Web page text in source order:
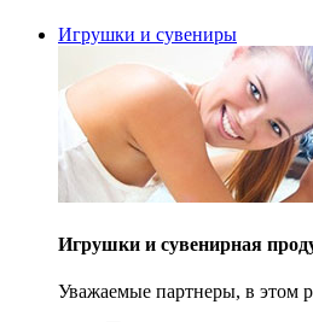
Игрушки и сувениры
Игрушки и сувенирная
Уважаемые партнеры, в этом